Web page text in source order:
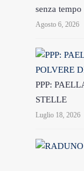
senza tempo
Agosto 6, 2026
PPP:
STELLE
Luglio 18, 2026